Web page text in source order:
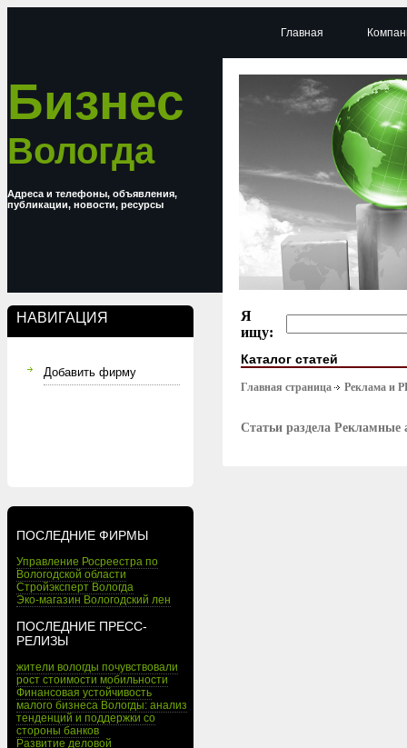
Бизнес
Вологда
Адреса и телефоны, объявления,
публикации, новости, ресурсы
НАВИГАЦИЯ
Добавить фирму
ПОСЛЕДНИЕ ФИРМЫ
Управление Росреестра по
Вологодской области
Стройэксперт Вологда
Эко-магазин Вологодский лен
ПОСЛЕДНИЕ ПРЕСС-
РЕЛИЗЫ
жители вологды почувствовали
рост стоимости мобильности
Финансовая устойчивость
малого бизнеса Вологды: анализ
тенденций и поддержки со
стороны банков
Развитие деловой
Главная
Я
ищу:
Каталог статей
Главная страница Реклама и
Статьи раздела Рекламные